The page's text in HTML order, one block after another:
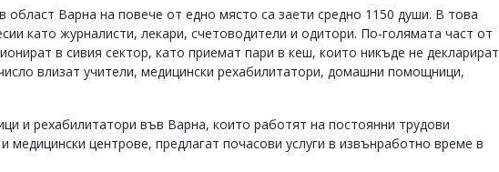
Варна на повече от едно място са заети средно 1150 души. В това
като журналисти, лекари, счетоводители и одитори. По-голямата част от
в сивия сектор, като приемат пари в кеш, които никъде не декларират
влизат учители, медицински рехабилитатори, домашни помощници,
и рехабилитатори във Варна, които работят на постоянни трудови
медицински центрове, предлагат почасови услуги в извънработно време в